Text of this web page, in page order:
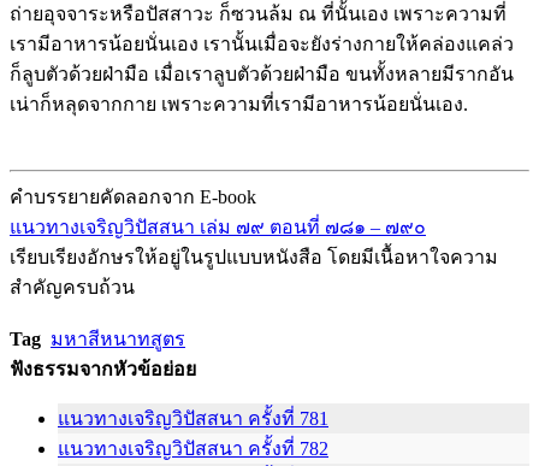
ถ่ายอุจจาระหรือปัสสาวะ ก็ซวนล้ม ณ ที่นั้นเอง เพราะความที่
เรามีอาหารน้อยนั่นเอง เรานั้นเมื่อจะยังร่างกายให้คล่องแคล่ว
ก็ลูบตัวด้วยฝ่ามือ เมื่อเราลูบตัวด้วยฝ่ามือ ขนทั้งหลายมีรากอัน
เน่าก็หลุดจากกาย เพราะความที่เรามีอาหารน้อยนั่นเอง.
คำบรรยายคัดลอกจาก E-book
แนวทางเจริญวิปัสสนา เล่ม ๗๙ ตอนที่ ๗๘๑ – ๗๙๐
เรียบเรียงอักษรให้อยู่ในรูปแบบหนังสือ โดยมีเนื้อหาใจความ
สำคัญครบถ้วน
Tag มหาสีหนาทสูตร
ฟังธรรมจากหัวข้อย่อย
แนวทางเจริญวิปัสสนา ครั้งที่ 781
แนวทางเจริญวิปัสสนา ครั้งที่ 782